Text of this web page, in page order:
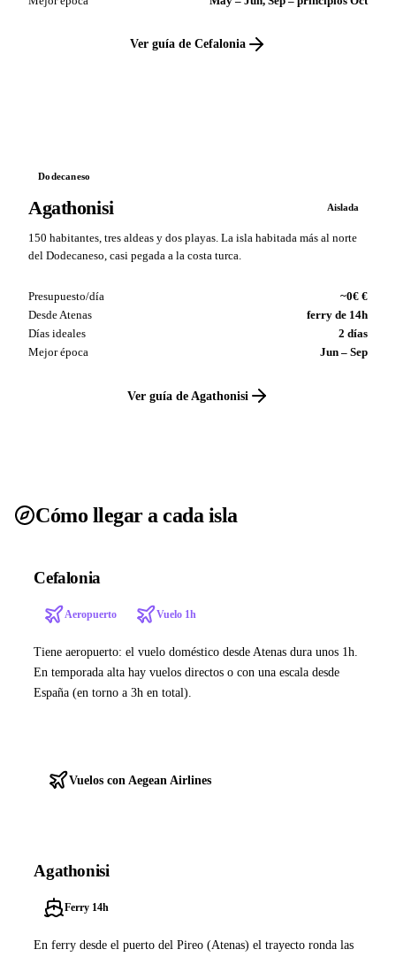
Ver guía de Cefalonia
Dodecaneso
Agathonisi Aislada
150 habitantes, tres aldeas y dos playas. La isla habitada más al norte
del Dodecaneso, casi pegada a la costa turca.
Presupuesto/día
~0€ €
Desde Atenas
ferry de 14h
Días ideales
2 días
Mejor época
Jun – Sep
Ver guía de Agathonisi
Cómo llegar a cada isla
Cefalonia
Aeropuerto Vuelo 1h
Tiene aeropuerto: el vuelo doméstico desde Atenas dura unos 1h.
En temporada alta hay vuelos directos o con una escala desde
España (en torno a 3h en total).
Vuelos con Aegean Airlines
Agathonisi
Ferry 14h
En ferry desde el puerto del Pireo (Atenas) el trayecto ronda las